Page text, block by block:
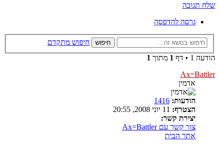
שלח תגובה
גרסה להדפסה
חיפוש
חיפוש מתקדם
הודעה 1 • דף
1 מתוך 1
Ax=Battler
אדמין
הודעות: 1416
הצטרף:
יצירת קשר:
צור קשר עם Ax=Battler
אתר הבית